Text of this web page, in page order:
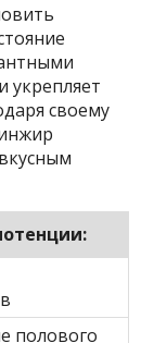
укрепляет
своему
полового